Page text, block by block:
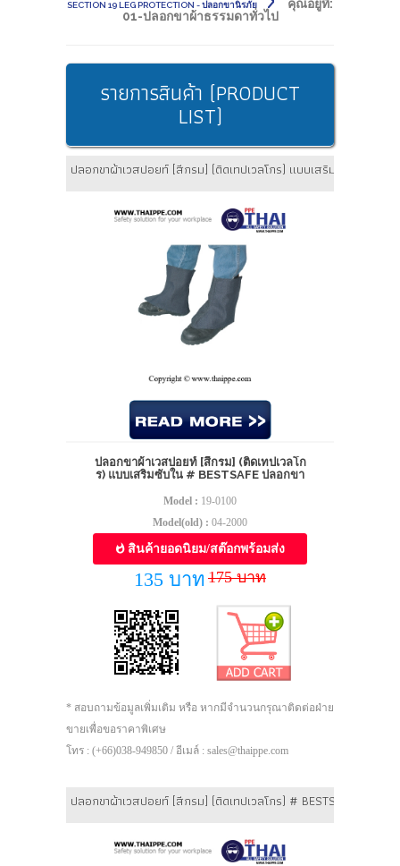
SECTION 19 LEG PROTECTION - ปลอกขานิรภัย
คุณอยู่ที่:
01-ปลอกขาผ้าธรรมดาทั่วไป
รายการสินค้า (PRODUCT
LIST)
ปลอกขาผ้าเวสปอยท์ [สีกรม] (ติดเทปเวลโกร) แบบเสริมซับใน #
ปลอกขาผ้าเวสปอยท์ [สีกรม] (ติดเทปเวลโก
ร) แบบเสริมซับใน # BESTSAFE ปลอกขา
Model : 19-0100
Model(old) : 04-2000
สินค้ายอดนิยม/สต๊อกพร้อมส่ง
135 บาท 175 บาท
* สอบถามข้อมูลเพิ่มเติม หรือ หากมีจำนวนกรุณาติดต่อฝ่าย
ขายเพื่อขอราคาพิเศษ
โทร : (+66)038-949850 / อีเมล์ : sales@thaippe.com
ปลอกขาผ้าเวสปอยท์ [สีกรม] (ติดเทปเวลโกร) # BESTSAFE ปลอกขา